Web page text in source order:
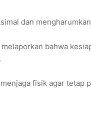
dan
bahwa
fisik agar tetap